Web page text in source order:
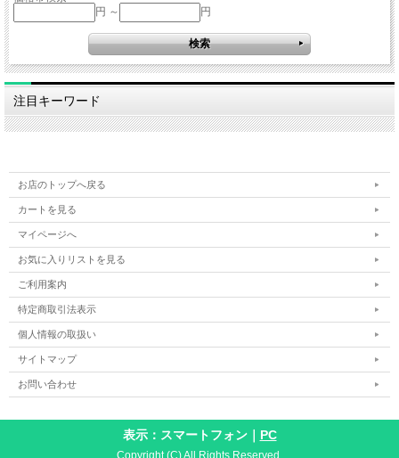
円 ～
円
注目キーワード
お店のトップへ戻る
カートを見る
マイページへ
お気に入りリストを見る
ご利用案内
特定商取引法表示
個人情報の取扱い
サイトマップ
お問い合わせ
表示：スマートフォン｜ PC
Copyright (C) All Rights Reserved.